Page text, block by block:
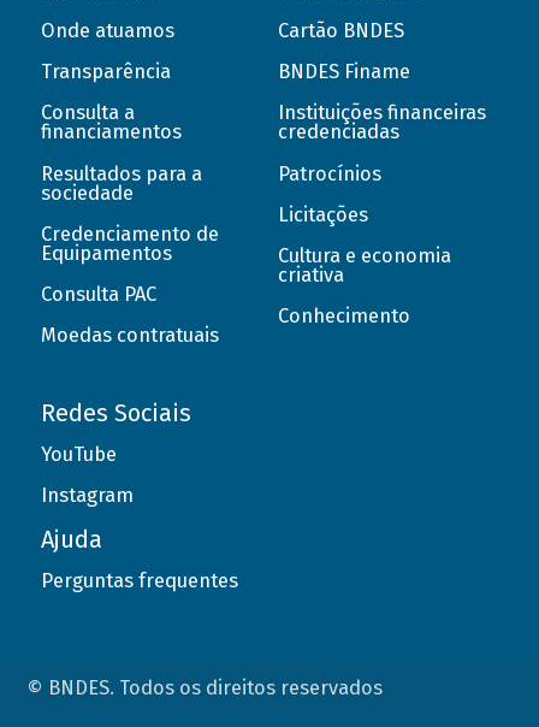
Onde atuamos
Transparência
Consulta a
financiamentos
Resultados para a
sociedade
Credenciamento de
Equipamentos
Consulta PAC
Moedas contratuais
Cartão BNDES
BNDES Finame
Instituições financeiras
credenciadas
Patrocínios
Licitações
Cultura e economia
criativa
Conhecimento
Redes Sociais
YouTube
Instagram
Ajuda
Perguntas frequentes
© BNDES. Todos os direitos reservados